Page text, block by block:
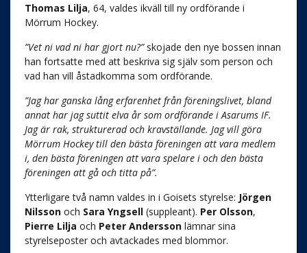
Thomas Lilja, 64, valdes ikväll till ny ordförande i
Mörrum Hockey.
”Vet ni vad ni har gjort nu?”skojade den nye bossen innan
han fortsatte med att beskriva sig själv som person och
vad han vill åstadkomma som ordförande.
”Jag har ganska lång erfarenhet från föreningslivet, bland
annat har jag suttit elva år som ordförande i Asarums IF.
Jag är rak, strukturerad och kravställande. Jag vill göra
Mörrum Hockey till den bästa föreningen att vara medlem
i, den bästa föreningen att vara spelare i och den bästa
föreningen att gå och titta på”.
Ytterligare två namn valdes in i Goisets styrelse: Jörgen
Nilssonoch Sara Yngsell(suppleant). Per Olsson,
Pierre Lilja och Peter Anderssonlämnar sina
styrelseposter och avtackades med blommor.